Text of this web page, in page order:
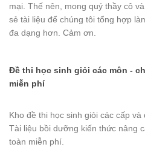
mại. Thế nên, mong quý thầy cô
sẻ tài liệu để chúng tôi tổng hợp
đa dạng hơn. Cảm ơn.
Đề thi học sinh giỏi các môn -
miễn phí
Kho đề thi học sinh giỏi các cấp
Tài liệu bồi dưỡng kiến thức nâng
toàn miễn phí.